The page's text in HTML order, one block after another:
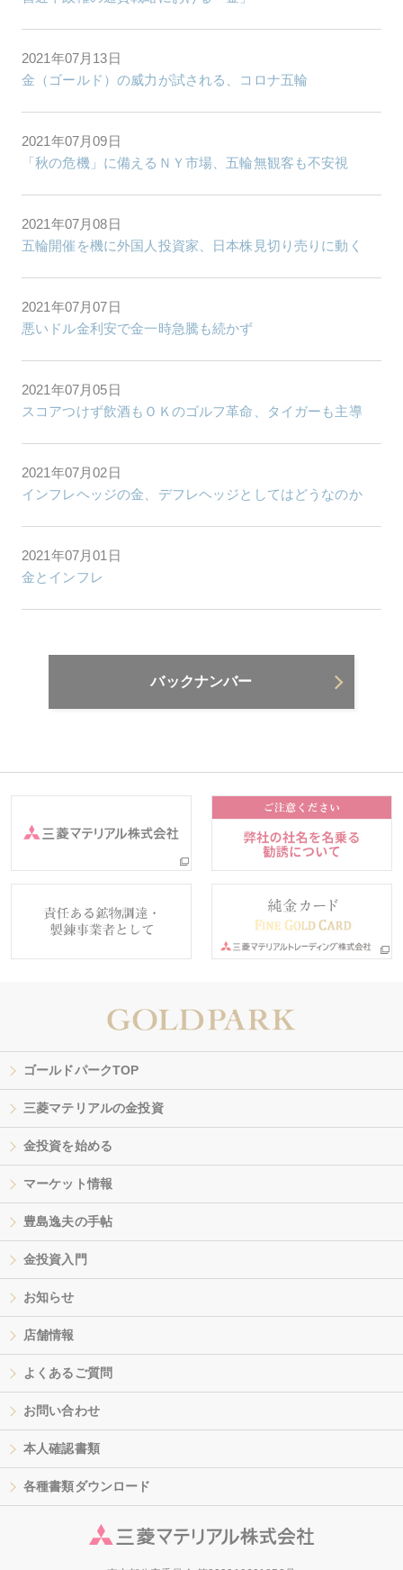
2021年07月13日
金（ゴールド）の威力が試される、コロナ五輪
2021年07月09日
「秋の危機」に備えるＮＹ市場、五輪無観客も不安視
2021年07月08日
五輪開催を機に外国人投資家、日本株見切り売りに動く
2021年07月07日
悪いドル金利安で金一時急騰も続かず
2021年07月05日
スコアつけず飲酒もＯＫのゴルフ革命、タイガーも主導
2021年07月02日
インフレヘッジの金、デフレヘッジとしてはどうなのか
2021年07月01日
金とインフレ
バックナンバー
ゴールドパークTOP
三菱マテリアルの金投資
金投資を始める
マーケット情報
豊島逸夫の手帖
金投資入門
お知らせ
店舗情報
よくあるご質問
お問い合わせ
本人確認書類
各種書類ダウンロード